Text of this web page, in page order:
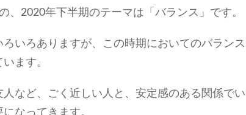
、2020年下半期のテーマは「バランス」です。
いろありますが、この時期においてのバランス
ます。
など、ごく近しい人と、安定感のある関係でい
なってきます。